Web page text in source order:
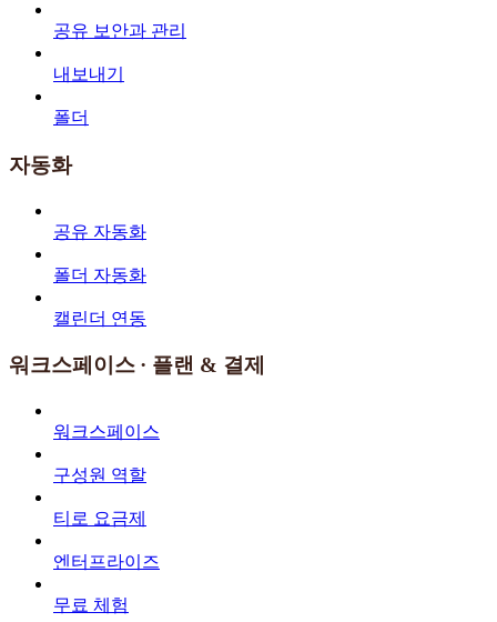
공유 보안과 관리
내보내기
폴더
자동화
공유 자동화
폴더 자동화
캘린더 연동
워크스페이스 · 플랜 & 결제
워크스페이스
구성원 역할
티로 요금제
엔터프라이즈
무료 체험